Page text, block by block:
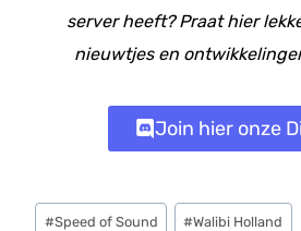
server heeft? Praat hier
nieuwtjes en
Join hier onze
Bericht
#Speed of Sound #Walibi Holland